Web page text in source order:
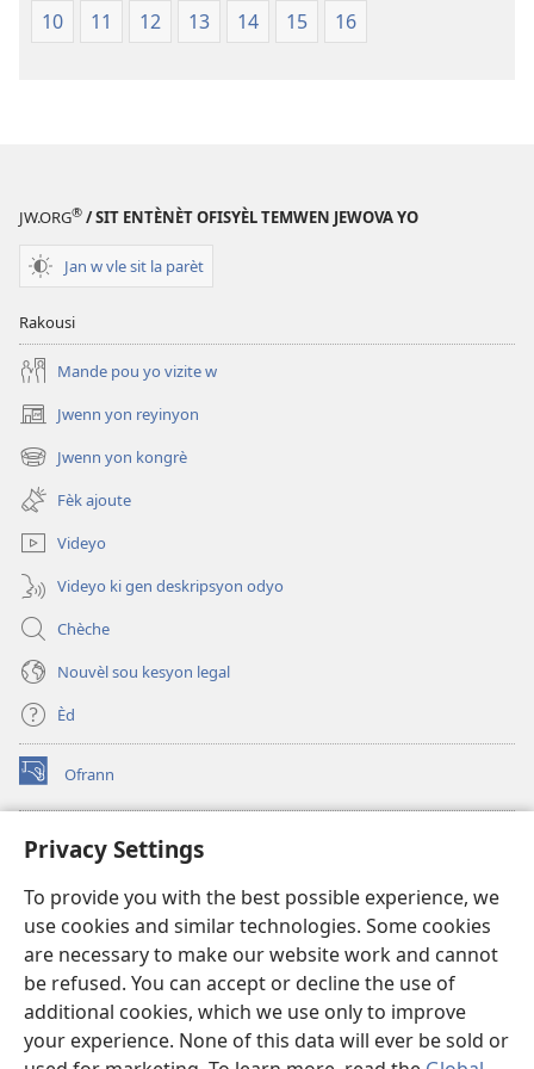
Privacy Settings
To provide you with the best possible experience, we
use cookies and similar technologies. Some cookies
are necessary to make our website work and cannot
be refused. You can accept or decline the use of
additional cookies, which we use only to improve
your experience. None of this data will ever be sold or
10
11 12 13 14 15 16
JW.ORG® / SIT ENTÈNÈT OFISYÈL TEMWEN JEWOVA YO
Jan w vle sit la parèt
Rakousi
Mande pou yo vizite w
Jwenn yon reyinyon
(opens
new
window)
Jwenn yon kongrè
(opens
new
window)
Fèk ajoute
Videyo
Videyo ki gen deskripsyon odyo
Chèche
Nouvèl sou kesyon legal
Èd
Ofrann
(opens
new
Bibliyotèk sou Entènèt
(opens
window)JW Hub
(opens
new
window)JW Library
Watchtower Library